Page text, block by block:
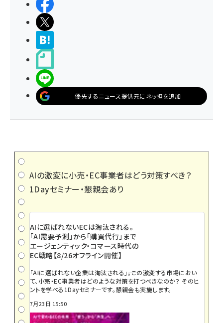
優先するニュース提供元にネッ担を追加
AIの激変に小売・EC事業者はどう対策すべき？
1Dayセミナー・懇親会あり
AIに選ばれないECは淘汰される。
「AI需要予測」から「購買代行」まで
エージェンティック・コマース時代の
EC戦略【8/26オフライン開催】
「AIに選ばれない企業は淘汰される」――。この激変する市場におい
て、小売・EC事業者はどのような対策を打つべきなのか？ そのヒ
ントを学べる1Dayセミナーです。懇親会も実施します。
7月23日 15:50